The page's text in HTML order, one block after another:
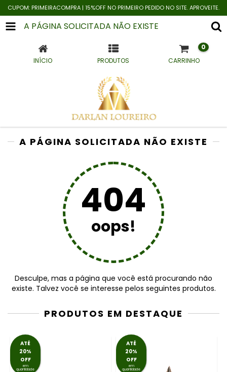
CUPOM: PRIMEIRACOMPRA | 15%OFF NO PRIMEIRO PEDIDO NO SITE. APROVEITE.
A PÁGINA SOLICITADA NÃO EXISTE
INÍCIO PRODUTOS CARRINHO
0
A PÁGINA SOLICITADA NÃO EXISTE
404
oops!
Desculpe, mas a página que você está procurando não
existe. Talvez você se interesse pelos seguintes produtos.
PRODUTOS EM DESTAQUE
ATÉ
20%
OFF
em
quantidade
ATÉ
20%
OFF
em
quantidade